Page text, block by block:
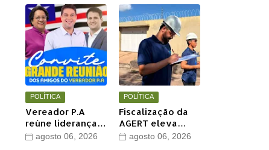
POLÍTICA
Vereador P.A
reúne lideranças
e apoiadores em
agosto 06, 2026
POLÍTICA
Fiscalização da
AGERT eleva
qualidade das
agosto 06, 2026